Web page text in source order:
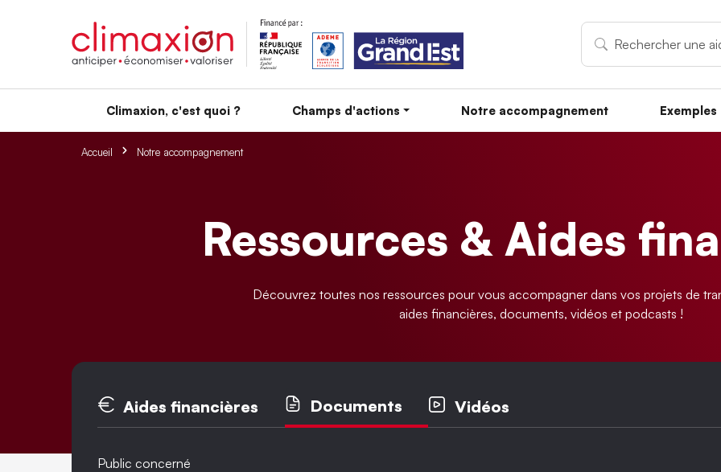
Climaxion, c'est quoi ? Champs d'actions Notre accompagnement
Accueil Notre accompagnement
Ressources & Aides
Découvrez toutes nos ressources pour vous accompagner dans vos projets de
aides financières, documents, vidéos et podcasts !
Onglets principaux
Aides financières Documents Vidéos
Public concerné